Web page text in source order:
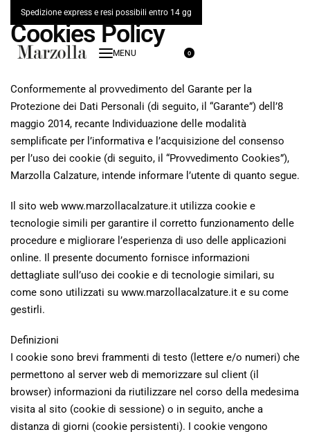
Spedizione express e resi possibili entro 14 gg
0
Cookies Policy
Conformemente al provvedimento del Garante per la
Protezione dei Dati Personali (di seguito, il “Garante”) dell’8
maggio 2014, recante Individuazione delle modalità
semplificate per l’informativa e l’acquisizione del consenso
per l’uso dei cookie (di seguito, il “Provvedimento Cookies”),
Marzolla Calzature, intende informare l’utente di quanto segue.
Il sito web www.marzollacalzature.it utilizza cookie e
tecnologie simili per garantire il corretto funzionamento delle
procedure e migliorare l’esperienza di uso delle applicazioni
online. Il presente documento fornisce informazioni
dettagliate sull’uso dei cookie e di tecnologie similari, su
come sono utilizzati su www.marzollacalzature.it e su come
gestirli.
Definizioni
I cookie sono brevi frammenti di testo (lettere e/o numeri) che
permettono al server web di memorizzare sul client (il
browser) informazioni da riutilizzare nel corso della medesima
visita al sito (cookie di sessione) o in seguito, anche a
distanza di giorni (cookie persistenti). I cookie vengono